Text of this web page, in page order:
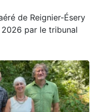
de Reignier-Ésery
par le tribunal